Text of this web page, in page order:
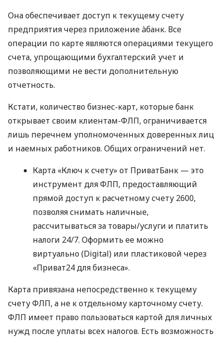
Она обеспечивает доступ к текущему счету
предприятия через приложение àбанк. Все
операции по карте являются операциями текущего
счета, упрощающими бухгалтерский учет и
позволяющими не вести дополнительную
отчетность.
Кстати, количество бизнес-карт, которые банк
открывает своим клиентам-ФЛП, ограничивается
лишь перечнем уполномоченных доверенных лиц
и наемных работников. Общих ограничений нет.
Карта «Ключ к счету» от ПриватБанк — это
инструмент для ФЛП, предоставляющий
прямой доступ к расчетному счету 2600,
позволяя снимать наличные,
рассчитываться за товары/услуги и платить
налоги 24/7. Оформить ее можно
виртуально (Digital) или пластиковой через
«Приват24 для бизнеса».
Карта привязана непосредственно к текущему
счету ФЛП, а не к отдельному карточному счету.
ФЛП имеет право пользоваться картой для личных
нужд после уплаты всех налогов. Есть возможность